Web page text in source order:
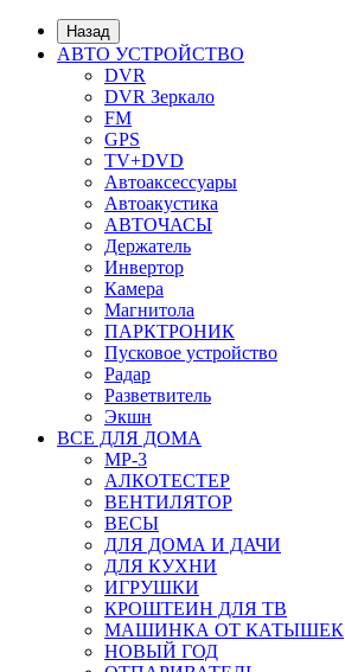
Назад
АВТО УСТРОЙСТВО
DVR
DVR Зеркало
FM
GPS
TV+DVD
Автоаксессуары
Автоакустика
АВТОЧАСЫ
Держатель
Инвертор
Камера
Магнитола
ПАРКТРОНИК
Пусковое устройство
Радар
Разветвитель
Экшн
ВСЕ ДЛЯ ДОМА
MP-3
АЛКОТЕСТЕР
ВЕНТИЛЯТОР
ВЕСЫ
ДЛЯ ДОМА И ДАЧИ
ДЛЯ КУХНИ
ИГРУШКИ
КРОШТЕИН ДЛЯ ТВ
МАШИНКА ОТ КАТЫШЕК
НОВЫЙ ГОД